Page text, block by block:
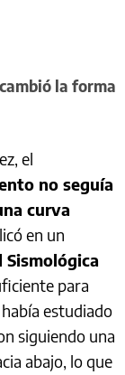
la forma
el
no seguía
curva
en un
Sismológica
para
estudiado
siguiendo una
abajo, lo que